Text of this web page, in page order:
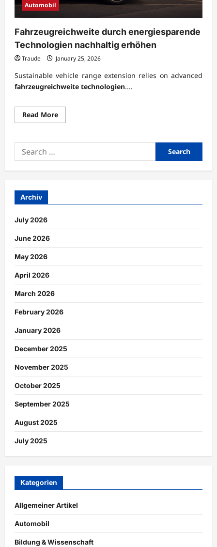
Automobil
Fahrzeugreichweite durch energiesparende
Technologien nachhaltig erhöhen
Traude January 25, 2026
Sustainable vehicle range extension relies on advanced
fahrzeugreichweite technologien....
Read MoreRead
more
durch
nachhaltig
Search
for:
Archiv
July 2026
June 2026
May 2026
April 2026
March 2026
February 2026
January 2026
December 2025
November 2025
October 2025
September 2025
August 2025
July 2025
Kategorien
Allgemeiner Artikel
Automobil
Bildung & Wissenschaft